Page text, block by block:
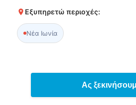
Εξυπηρετώ περιοχές:
Νέα Ιωνία
Ας